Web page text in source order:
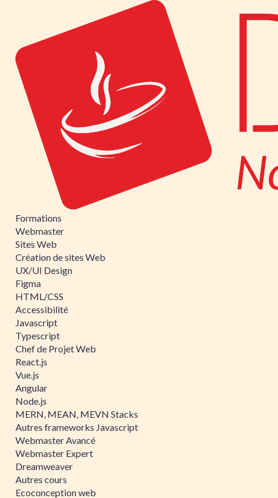
Formations
Webmaster
Sites Web
Création de sites Web
UX/UI Design
Figma
HTML/CSS
Accessibilité
Javascript
Typescript
Chef de Projet Web
React.js
Vue.js
Angular
Node.js
MERN, MEAN, MEVN Stacks
Autres frameworks Javascript
Webmaster Avancé
Webmaster Expert
Dreamweaver
Autres cours
Ecoconception web